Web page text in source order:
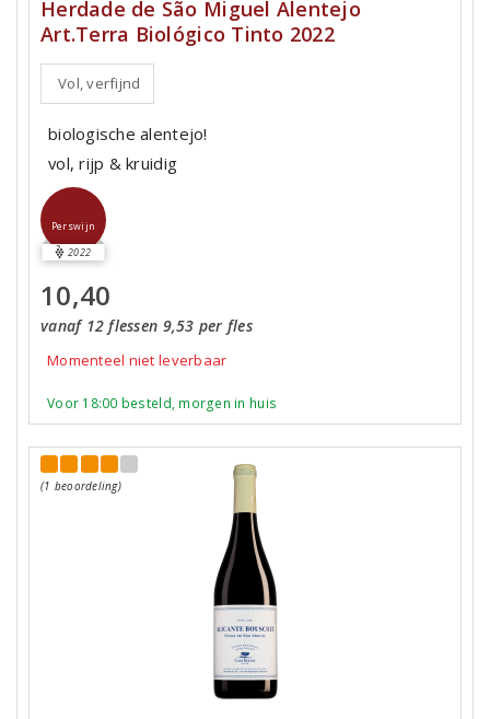
Herdade de São Miguel Alentejo
Art.Terra Biológico Tinto 2022
Vol, verfijnd
biologische alentejo!
vol, rijp & kruidig
Perswijn
2022
10,40
vanaf 12 flessen 9,53 per fles
Momenteel niet leverbaar
Voor 18:00 besteld, morgen in huis
(1 beoordeling)